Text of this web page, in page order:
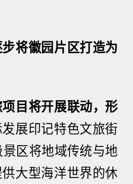
将徽园片区打造为
目将开展联动，形
展印记特色文旅街
区将地域传统与地
大型海洋世界的休